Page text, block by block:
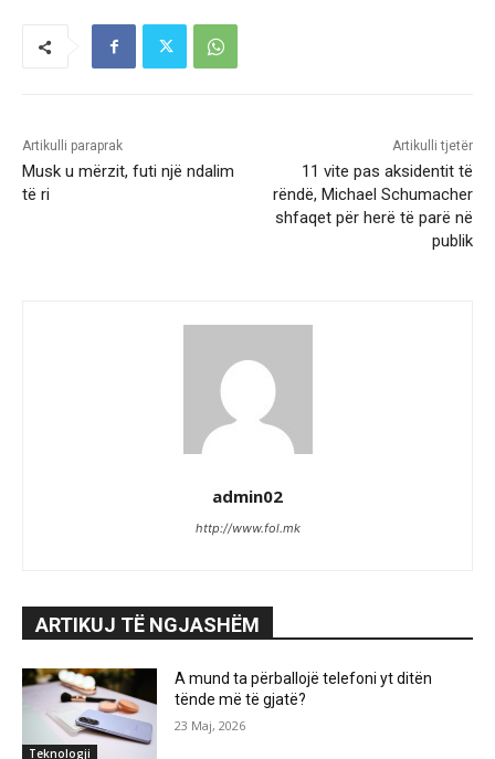
Artikulli paraprak
Musk u mërzit, futi një ndalim
të ri
Artikulli tjetër
11 vite pas aksidentit të
rëndë, Michael Schumacher
shfaqet për herë të parë në
publik
admin02
http://www.fol.mk
ARTIKUJ TË NGJASHËM
Teknologji
A mund ta përballojë telefoni yt ditën
tënde më të gjatë?
23 Maj, 2026